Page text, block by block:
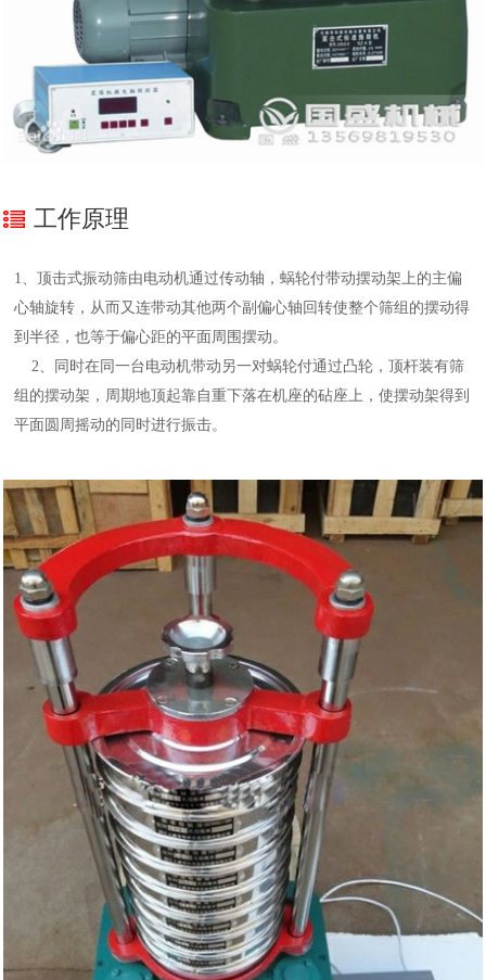
工作原理
1、顶击式振动筛由电动机通过传动轴，蜗轮付带动摆动架上的主偏
心轴旋转，从而又连带动其他两个副偏心轴回转使整个筛组的摆动得
到半径，也等于偏心距的平面周围摆动。
2、同时在同一台电动机带动另一对蜗轮付通过凸轮，顶杆装有筛
组的摆动架，周期地顶起靠自重下落在机座的砧座上，使摆动架得到
平面圆周摇动的同时进行振击。